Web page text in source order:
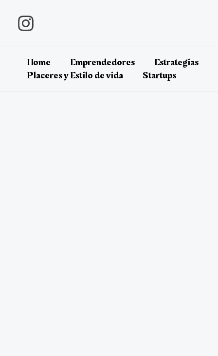
contenido
Home Emprendedores Estrategias
Placeres y Estilo de vida
Startups